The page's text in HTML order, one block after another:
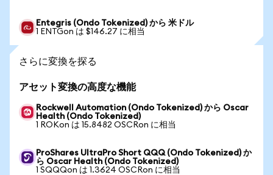
Entegris (Ondo Tokenized) から 米ドル
1 ENTGon は $146.27 に相当
さらに変換を探る
アセット変換の高度な機能
Rockwell Automation (Ondo Tokenized) から Oscar
Health (Ondo Tokenized)
1 ROKon は 15.8482 OSCRon に相当
ProShares UltraPro Short QQQ (Ondo Tokenized) か
ら Oscar Health (Ondo Tokenized)
1 SQQQon は 1.3624 OSCRon に相当